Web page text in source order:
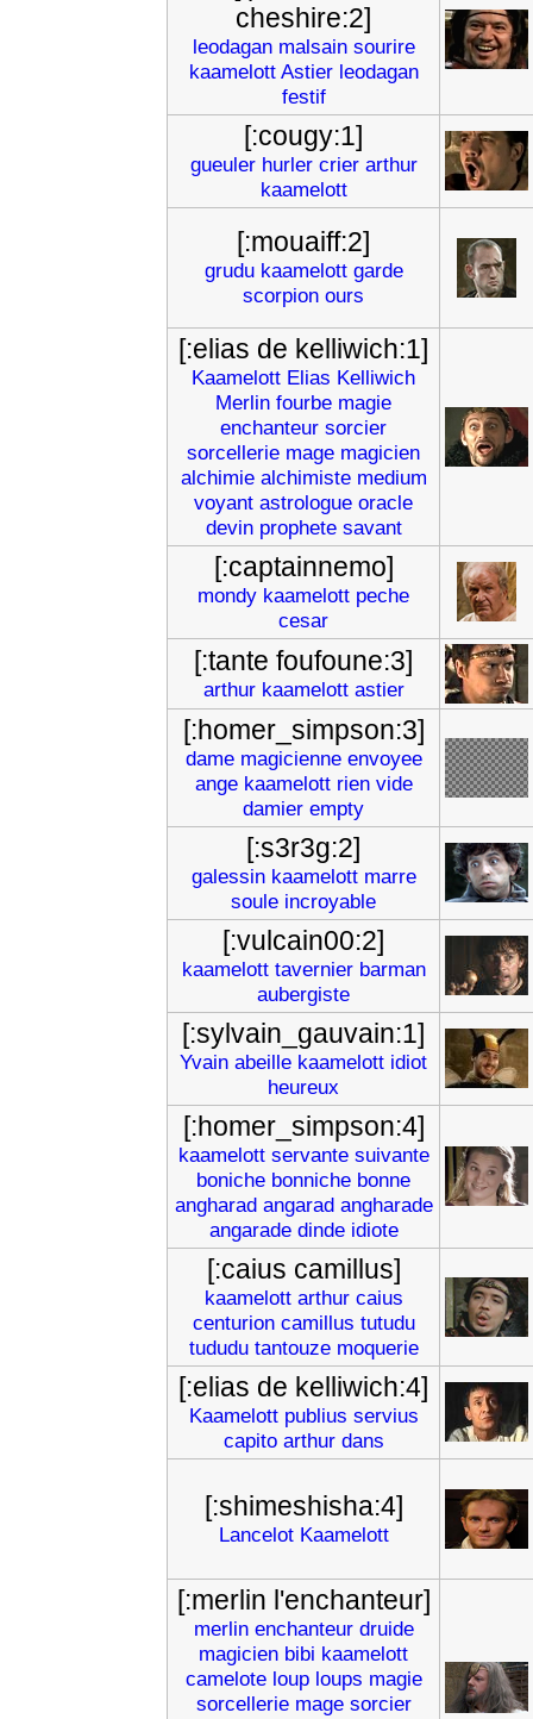
cheshire:2]
leodagan malsain sourire
kaamelott Astier leodagan
festif
[:cougy:1]
gueuler hurler crier arthur
kaamelott
[:mouaiff:2]
grudu kaamelott garde
scorpion ours
[:elias de kelliwich:1]
Kaamelott Elias Kelliwich
Merlin fourbe magie
enchanteur sorcier
sorcellerie mage magicien
alchimie alchimiste medium
voyant astrologue oracle
devin prophete savant
[:captainnemo]
mondy kaamelott peche
cesar
[:tante foufoune:3]
arthur kaamelott astier
[:homer_simpson:3]
dame magicienne envoyee
ange kaamelott rien vide
damier empty
[:s3r3g:2]
galessin kaamelott marre
soule incroyable
[:vulcain00:2]
kaamelott tavernier barman
aubergiste
[:sylvain_gauvain:1]
Yvain abeille kaamelott idiot
heureux
[:homer_simpson:4]
kaamelott servante suivante
boniche bonniche bonne
angharad angarad angharade
angarade dinde idiote
[:caius camillus]
kaamelott arthur caius
centurion camillus tutudu
tududu tantouze moquerie
[:elias de kelliwich:4]
Kaamelott publius servius
capito arthur dans
[:shimeshisha:4]
Lancelot Kaamelott
[:merlin l'enchanteur]
merlin enchanteur druide
magicien bibi kaamelott
camelote loup loups magie
sorcellerie mage sorcier